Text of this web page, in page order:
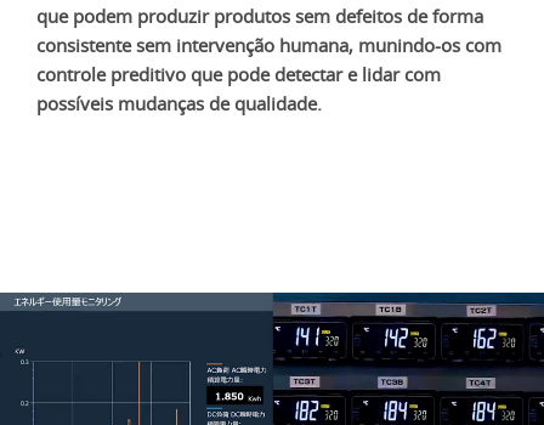
que podem produzir produtos sem defeitos de forma
consistente sem intervenção humana, munindo-os com
controle preditivo que pode detectar e lidar com
possíveis mudanças de qualidade.